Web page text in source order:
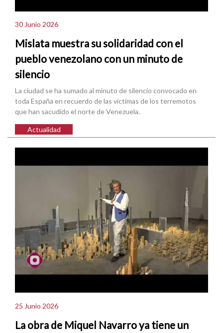
30 Junio 2026
Mislata muestra su solidaridad con el
pueblo venezolano con un minuto de
silencio
La ciudad se ha sumado al minuto de silencio convocado en
toda España en recuerdo de las víctimas de los terremotos
que han sacudido el norte de Venezuela.
Actualidad
25 Junio 2026
La obra de Miquel Navarro ya tiene un